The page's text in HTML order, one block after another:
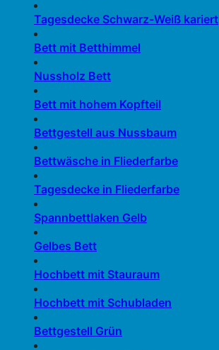
Tagesdecke Schwarz-Weiß kariert
Bett mit Betthimmel
Nussholz Bett
Bett mit hohem Kopfteil
Bettgestell aus Nussbaum
Bettwäsche in Fliederfarbe
Tagesdecke in Fliederfarbe
Spannbettlaken Gelb
Gelbes Bett
Hochbett mit Stauraum
Hochbett mit Schubladen
Bettgestell Grün